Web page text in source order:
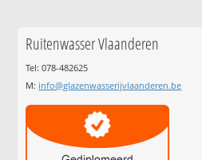
Ruitenwasser Vlaanderen
Tel: 078-482625
M: info@glazenwasserijvlaanderen.be